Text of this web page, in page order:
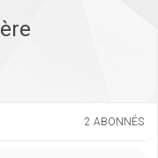
2 ABONNÉS